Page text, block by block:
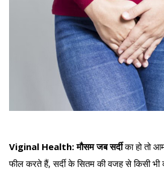
Viginal Health: मौसम जब सर्दीका हो तो
फील करते हैं, सर्दी के सितम की वजह से किसी